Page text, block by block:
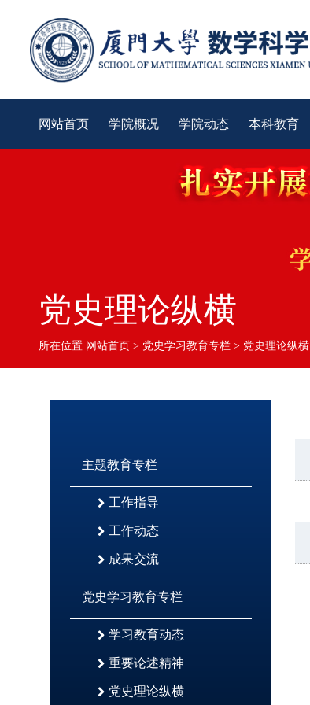
网站首页 学院概况 学院动态 本科教育
党史理论纵横
所在位置 网站首页> 党史学习教育专栏> 党史理论纵横
主题教育专栏
工作指导
工作动态
成果交流
党史学习教育专栏
学习教育动态
重要论述精神
党史理论纵横